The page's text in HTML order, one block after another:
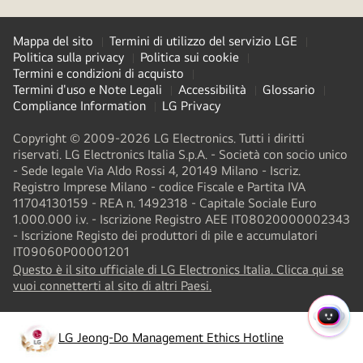
Mappa del sito
Termini di utilizzo del servizio LGE
Politica sulla privacy
Politica sui cookie
Termini e condizioni di acquisto
Termini d'uso e Note Legali
Accessibilità
Glossario
Compliance Information
LG Privacy
Copyright © 2009-2026 LG Electronics. Tutti i diritti
riservati. LG Electronics Italia S.p.A. - Società con socio unico
- Sede legale Via Aldo Rossi 4, 20149 Milano - Iscriz.
Registro Imprese Milano - codice Fiscale e Partita IVA
11704130159 - REA n. 1492318 - Capitale Sociale Euro
1.000.000 i.v. - Iscrizione Registro AEE IT08020000002343​
- Iscrizione Registo dei produttori di pile e accumulatori
IT09060P00001201
Questo è il sito ufficiale di LG Electronics Italia. Clicca qui se
vuoi connetterti al sito di altri Paesi.
a
new
LG Jeong-Do Management Ethics Hotline
opens
MENU